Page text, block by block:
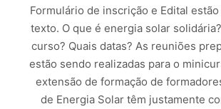
Formulário de inscrição e Edital
texto. O que é energia solar
curso? Quais datas? As reuniões
estão sendo realizadas para o
extensão de formação de
de Energia Solar têm justamente